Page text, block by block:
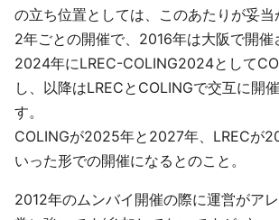
の立ち位置としては、このあたりが妥当
2年ごとの開催で、2016年は大阪で開催
2024年にLREC-COLING2024として
し、以降はLRECとCOLINGで交互に開
す。
COLINGが2025年と2027年、LRECが
いった形での開催になるとのこと。
2012年のムンバイ開催の際に運営がア